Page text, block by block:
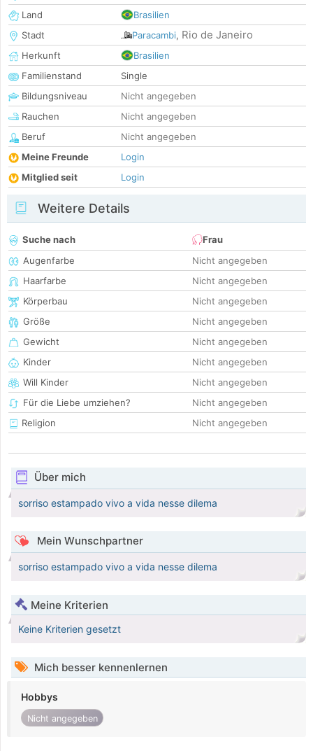
Land
Brasilien
Stadt
Paracambi, Rio de Janeiro
Herkunft
Brasilien
Familienstand
Single
Bildungsniveau
Nicht angegeben
Rauchen
Nicht angegeben
Beruf
Nicht angegeben
Meine Freunde
Login
Mitglied seit
Login
Weitere Details
Suche nach
Frau
Augenfarbe
Nicht angegeben
Haarfarbe
Nicht angegeben
Körperbau
Nicht angegeben
Größe
Nicht angegeben
Gewicht
Nicht angegeben
Kinder
Nicht angegeben
Will Kinder
Nicht angegeben
Für die Liebe umziehen?
Nicht angegeben
Religion
Nicht angegeben
Über mich
sorriso estampado vivo a vida nesse dilema
Mein Wunschpartner
sorriso estampado vivo a vida nesse dilema
Meine Kriterien
Keine Kriterien gesetzt
Mich besser kennenlernen
Hobbys
Nicht angegeben